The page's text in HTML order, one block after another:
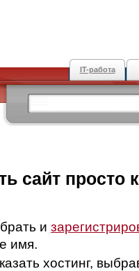
IT-работа
сайт просто
и
имя.
хостинг,